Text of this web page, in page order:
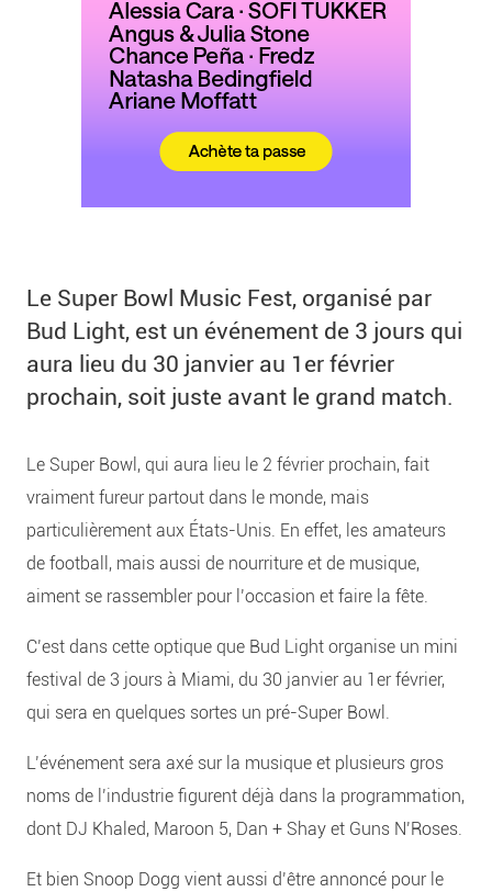
Le Super Bowl Music Fest, organisé par
Bud Light, est un événement de 3 jours qui
aura lieu du 30 janvier au 1er février
prochain, soit juste avant le grand match.
Le Super Bowl, qui aura lieu le 2 février prochain, fait
vraiment fureur partout dans le monde, mais
particulièrement aux États-Unis. En effet, les amateurs
de football, mais aussi de nourriture et de musique,
aiment se rassembler pour l’occasion et faire la fête.
C’est dans cette optique que Bud Light organise un mini
festival de 3 jours à Miami, du 30 janvier au 1er février,
qui sera en quelques sortes un pré-Super Bowl.
L’événement sera axé sur la musique et plusieurs gros
noms de l’industrie figurent déjà dans la programmation,
dont DJ Khaled, Maroon 5, Dan + Shay et Guns N’Roses.
Et bien Snoop Dogg vient aussi d’être annoncé pour le